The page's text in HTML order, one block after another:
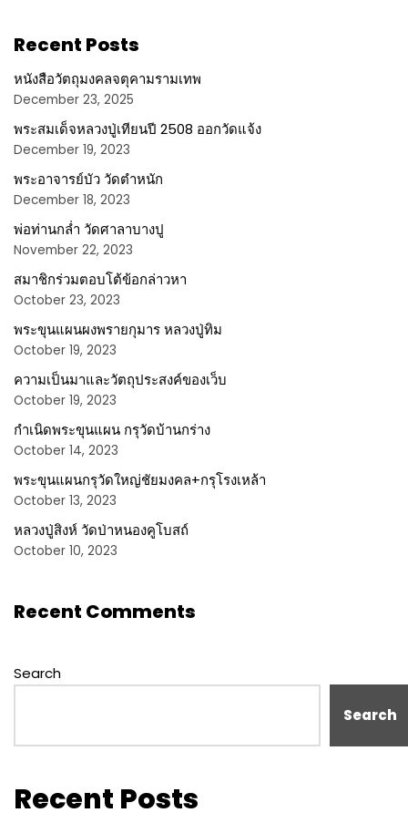
Recent Posts
หนังสือวัตถุมงคลจตุคามรามเทพ
December 23, 2025
พระสมเด็จหลวงปู่เทียนปี 2508 ออกวัดแจ้ง
December 19, 2023
พระอาจารย์บัว วัดตำหนัก
December 18, 2023
พ่อท่านกล่ำ วัดศาลาบางปู
November 22, 2023
สมาชิกร่วมตอบโต้ข้อกล่าวหา
October 23, 2023
พระขุนแผนผงพรายกุมาร หลวงปู่ทิม
October 19, 2023
ความเป็นมาและวัตถุประสงค์ของเว็บ
October 19, 2023
กำเนิดพระขุนแผน กรุวัดบ้านกร่าง
October 14, 2023
พระขุนแผนกรุวัดใหญ่ชัยมงคล+กรุโรงเหล้า
October 13, 2023
หลวงปู่สิงห์ วัดป่าหนองคูโบสถ์
October 10, 2023
Recent Comments
Search
Search
Recent Posts